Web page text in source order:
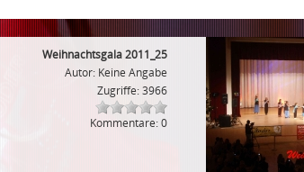
Weihnachtsgala 2011_25
Autor: Keine Angabe
Zugriffe: 3966
Kommentare: 0